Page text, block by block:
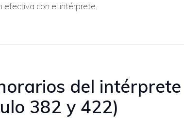
efectiva con el intérprete.
del
382 y 422)